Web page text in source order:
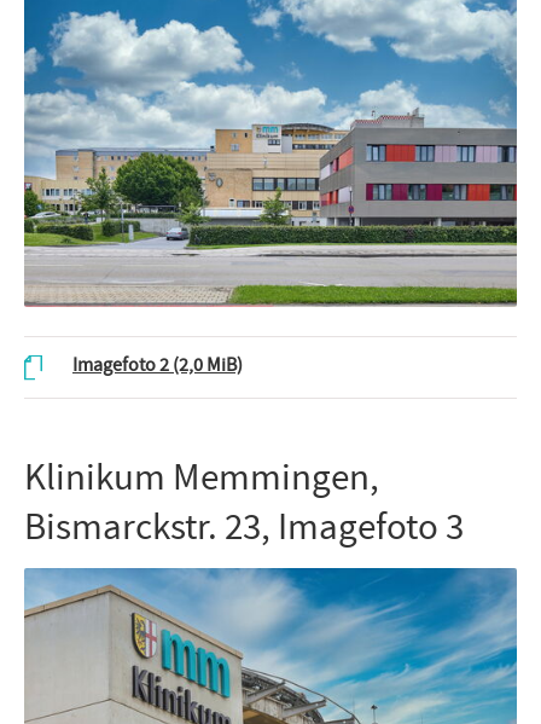
Imagefoto 2(2,0 MiB)
Klinikum Memmingen,
Bismarckstr. 23, Imagefoto 3